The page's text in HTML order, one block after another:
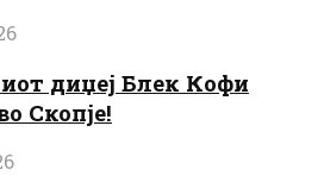
диџеј Блек Кофи
Скопје!